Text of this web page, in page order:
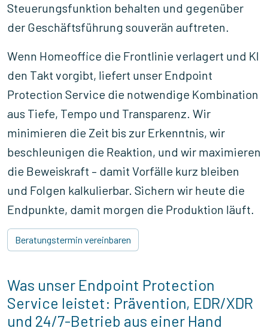
Steuerungsfunktion behalten und gegenüber
der Geschäftsführung souverän auftreten.
Wenn Homeoffice die Frontlinie verlagert und KI
den Takt vorgibt, liefert unser Endpoint
Protection Service die notwendige Kombination
aus Tiefe, Tempo und Transparenz. Wir
minimieren die Zeit bis zur Erkenntnis, wir
beschleunigen die Reaktion, und wir maximieren
die Beweiskraft – damit Vorfälle kurz bleiben
und Folgen kalkulierbar. Sichern wir heute die
Endpunkte, damit morgen die Produktion läuft.
Beratungstermin vereinbaren
Was unser Endpoint Protection
Service leistet: Prävention, EDR/XDR
und 24/7-Betrieb aus einer Hand